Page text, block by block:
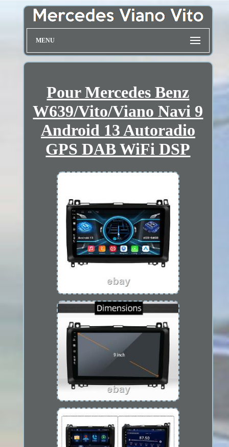
MENU
Pour Mercedes Benz
W639/Vito/Viano Navi 9
Android 13 Autoradio
GPS DAB WiFi DSP